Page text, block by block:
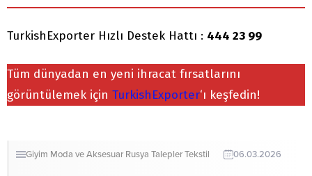
TurkishExporter Hızlı Destek Hattı : 444 23 99
Tüm dünyadan en yeni ihracat fırsatlarını
görüntülemek için TurkishExporter‘ı keşfedin!
Giyim Moda ve Aksesuar Rusya TaleplerTekstil 06.03.2026